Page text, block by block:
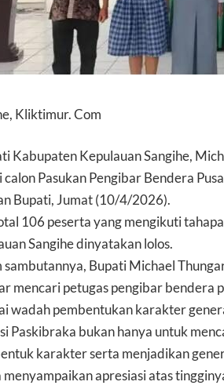
Kliktimur. Com
Kabupaten Kepulauan Sangihe,
calon Pasukan Pengibar Bendera
Bupati, Jumat (10/4/2026).
106 peserta yang mengikuti
Sangihe dinyatakan lolos.
sambutannya, Bupati Michael
mencari petugas pengibar bendera
wadah pembentukan karakter
Paskibraka bukan hanya untuk
karakter serta menjadikan
menyampaikan apresiasi atas